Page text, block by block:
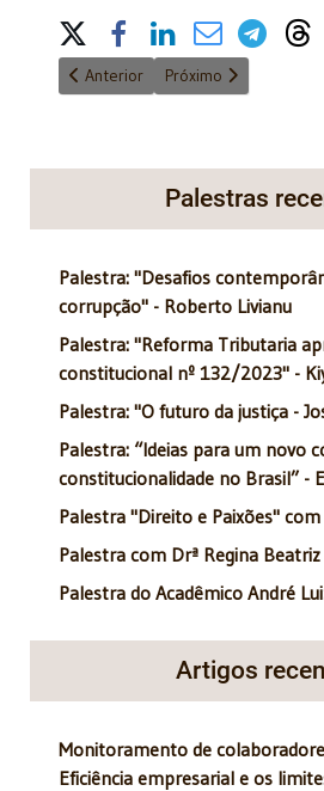
Share on Social
Artigo anterior: Operação Lava
Anterior Próximo artigo:
Próximo
Palestras
Palestra: "Desafios
corrupção" - Roberto Livianu
Palestra: "Reforma Tributaria
constitucional nº 132/2023" -
Palestra: "O futuro da justiça -
Palestra: “Ideias para um novo
constitucionalidade no Brasil” -
Palestra "Direito e Paixões" com
Palestra com Drª Regina
Palestra do Acadêmico André
Artigos
Monitoramento de
Eficiência empresarial e os